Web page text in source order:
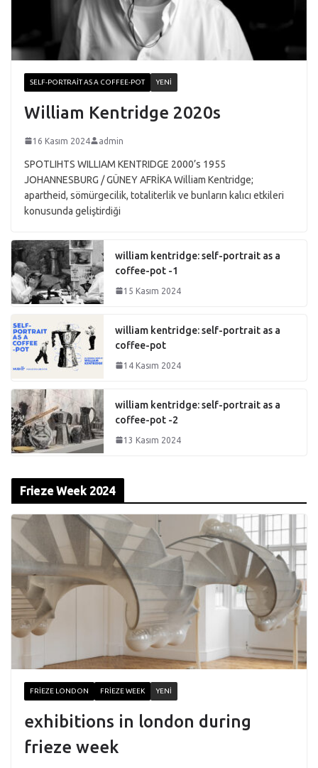
SELF-PORTRAIT AS A COFFEE-POT YENI
William Kentridge 2020s
16 Kasım 2024 admin
SPOTLIHTS WILLIAM KENTRIDGE 2000’s 1955
JOHANNESBURG / GÜNEY AFRİKA William Kentridge;
apartheid, sömürgecilik, totaliterlik ve bunların kalıcı etkileri
konusunda geliştirdiği
william kentridge: self-portrait as a
coffee-pot -1
15 Kasım 2024
william kentridge: self-portrait as a
coffee-pot
14 Kasım 2024
william kentridge: self-portrait as a
coffee-pot -2
13 Kasım 2024
Frieze Week 2024
FRIEZE LONDON FRIEZE WEEK YENI
exhibitions in london during
frieze week